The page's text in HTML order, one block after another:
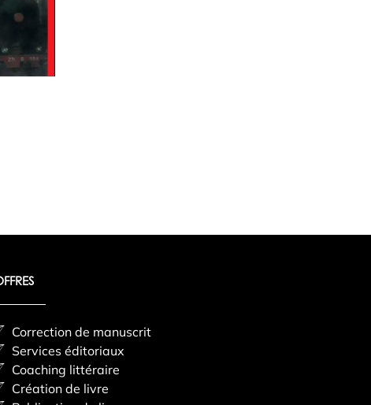
Correction de manuscrit
Services éditoriaux
Coaching littéraire
Création de livre